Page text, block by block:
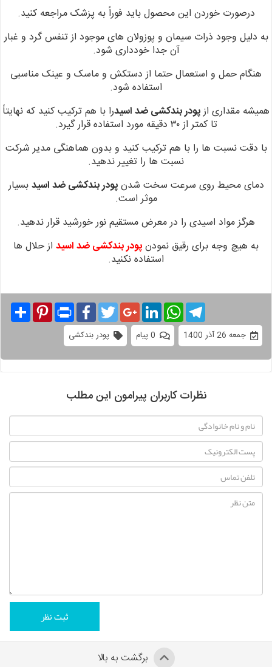
درصورت خوردن این محصول باید فوراً به پزشک مراجعه کنید.
به دلیل وجود ذرات سیمان و پوزولان های موجود از تنفس گرد و غبار
آن جدا خودداری شود.
هنگام حمل و استعمال حتما از دستکش و ماسک و عینک مناسبی
استفاده شود.
همیشه مقداری ازپودر بندکشی ضد اسیدرا با هم ترکیبکنید که نهایتاً
تا کمتر از ۳۰
دقیقه مورد استفاده قرار گیرد.
با دقت نسبت ها را با همترکیب کنید و بدون هماهنگی مدیر شرکت
نسبت ها را تغییر ندهید.
دمای محیط روی سرعت سخت شدنپودر بندکشی ضد اسیدبسیار
موثر است.
هرگز مواد اسیدی را در معرض مستقیم نور خورشید قرار ندهید.
به هیچ وجه برای رقیق نمودنپودر بندکشی ضد اسید از حلال ها
استفاده نکنید.
SharePinterest Print
FacebookTwitterGoogle+LinkedIn
WhatsAppTelegram
جمعه 26 آذر 1400 0 پیام پودر بندکشی
نظرات کاربران پیرامون این مطلب
برگشت به بالا